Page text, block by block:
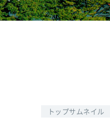
トップサムネイル